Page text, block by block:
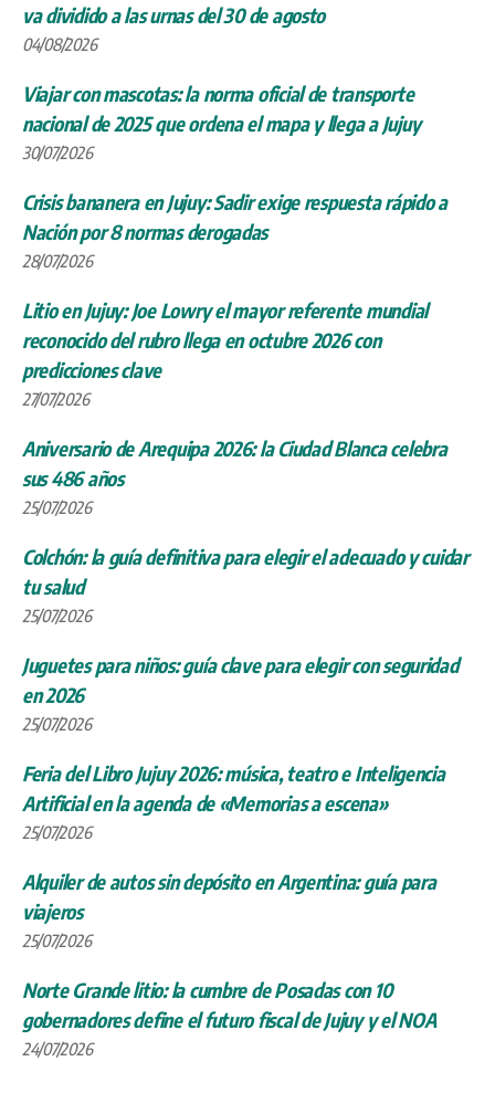
va dividido a las urnas del 30 de agosto
04/08/2026
Viajar con mascotas: la norma oficial de transporte
nacional de 2025 que ordena el mapa y llega a Jujuy
30/07/2026
Crisis bananera en Jujuy: Sadir exige respuesta rápido a
Nación por 8 normas derogadas
28/07/2026
Litio en Jujuy: Joe Lowry el mayor referente mundial
reconocido del rubro llega en octubre 2026 con
predicciones clave
27/07/2026
Aniversario de Arequipa 2026: la Ciudad Blanca celebra
sus 486 años
25/07/2026
Colchón: la guía definitiva para elegir el adecuado y cuidar
tu salud
25/07/2026
Juguetes para niños: guía clave para elegir con seguridad
en 2026
25/07/2026
Feria del Libro Jujuy 2026: música, teatro e Inteligencia
Artificial en la agenda de «Memorias a escena»
25/07/2026
Alquiler de autos sin depósito en Argentina: guía para
viajeros
25/07/2026
Norte Grande litio: la cumbre de Posadas con 10
gobernadores define el futuro fiscal de Jujuy y el NOA
24/07/2026